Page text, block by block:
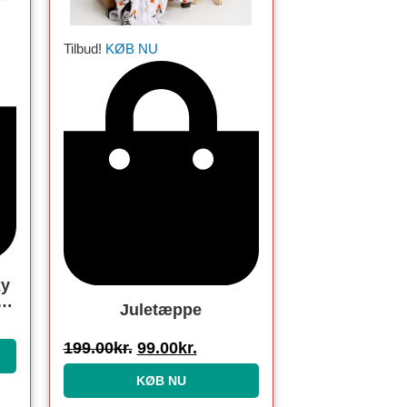
Tilbud! KØB NU
Juletæppe
199.00kr. 99.00kr.
KØB NU